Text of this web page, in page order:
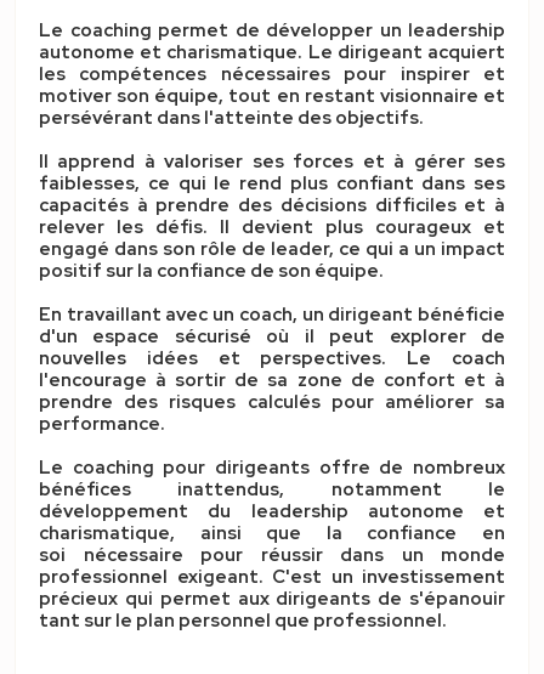
Le coaching permet de développer un leadership
autonome et charismatique. Le dirigeant acquiert
les compétences nécessaires pour inspirer et
motiver son équipe, tout en restant visionnaire et
persévérant dans l'atteinte des objectifs.
Il apprend à valoriser ses forces et à gérer ses
faiblesses, ce qui le rend plus confiant dans ses
capacités à prendre des décisions difficiles et à
relever les défis. Il devient plus courageux et
engagé dans son rôle de leader, ce qui a un impact
positif sur la confiance de son équipe.
En travaillant avec un coach, un dirigeant bénéficie
d'un espace sécurisé où il peut explorer de
nouvelles idées et perspectives. Le coach
l'encourage à sortir de sa zone de confort et à
prendre des risques calculés pour améliorer sa
performance.
Le coaching pour dirigeants offre de nombreux
bénéfices inattendus, notamment le
développement du leadership autonome et
charismatique, ainsi que la confiance en
soi nécessaire pour réussir dans un monde
professionnel exigeant. C'est un investissement
précieux qui permet aux dirigeants de s'épanouir
tant sur le plan personnel que professionnel.